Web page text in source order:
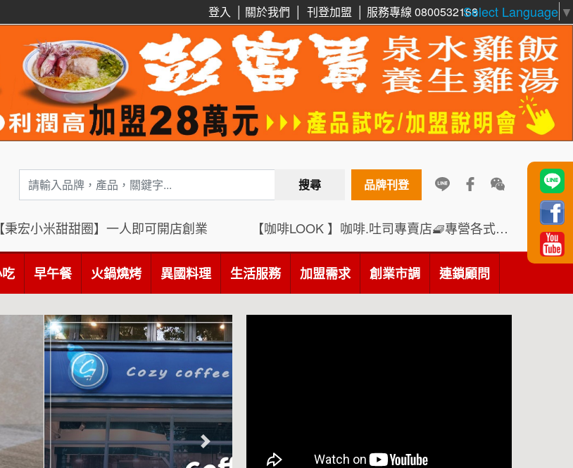
Select Language ▼
關於我們 刊登加盟 服務專線 0800532168
登入
搜尋 品牌刊登
【秉宏小米甜甜圈】一人即可開店創業 【咖啡LOOK 】咖啡.吐司專賣店🧇專營各式創意法式吐司
早午餐 火鍋燒烤 異國料理 生活服務 加盟需求 創業市調 連鎖顧問